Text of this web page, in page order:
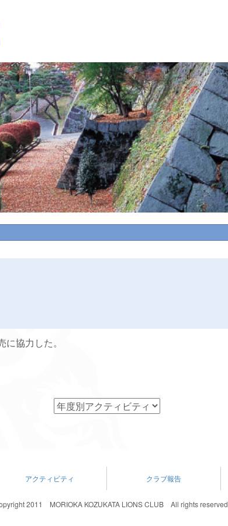
協力した。
アクティビティ クラブ報告
2011 MORIOKA KOZUKATA LIONS CLUB All rights reserved